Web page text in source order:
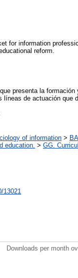
for information
reform.
presenta la
de actuación que
of information >
education. > GG.
13021
Downloads per month